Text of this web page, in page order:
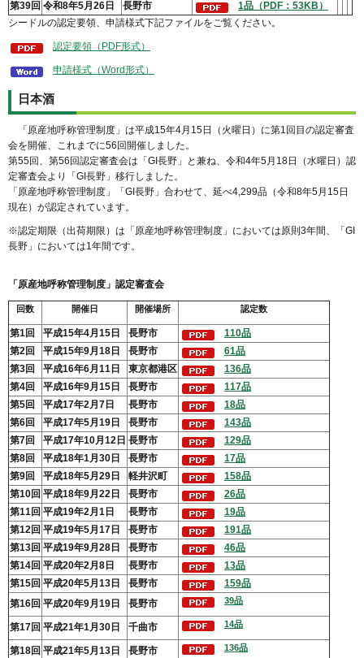
第39回 令和8年5月26日 長野市
1品（PDF：53KB）
シードルの認定要領、申請様式下記ファイルをご覧ください。
認定要領（PDF形式）
申請様式（Word形式）
日本酒
「原産地呼称管理制度」は平成15年4月15日（火曜日）に第1回目の認定審査
会を開催、これまでに56回開催しました。
第55回、第56回認定審査会は「GI長野」と兼ね、令和4年5月18日（水曜日）認
定審査会より「GI長野」移行しました。
「原産地呼称管理制度」「GI長野」合わせて、延べ4,299品（令和8年5月15日
現在）が認定されています。
※認定期限（出荷期限）は「原産地呼称管理制度」においては原則3年間、「GI
長野」においては1年間です。
「原産地呼称管理制度」認定審査会
回数 開催日 開催場所 認定数
第1回 平成15年4月15日 長野市
110品
第2回
平成15年9月18日 長野市
61品
第3回
平成16年6月11日 東京都港区
136品
第4回
平成16年9月15日 長野市
117品
第5回
平成17年2月7日 長野市
18品
第6回
平成17年5月19日 長野市
143品
第7回
平成17年10月12日 長野市
129品
第8回
平成18年1月30日 長野市
17品
第9回
平成18年5月29日 軽井沢町
158品
第10回 平成18年9月22日 長野市
26品
第11回 平成19年2月1日 長野市
19品
第12回 平成19年5月17日 長野市
191品
第13回 平成19年9月28日 長野市
46品
第14回 平成20年2月8日 長野市
13品
第15回 平成20年5月13日 長野市
159品
第16回 平成20年9月19日 長野市 39品
第17回 平成21年1月30日 千曲市 14品
第18回 平成21年5月13日 長野市 136品